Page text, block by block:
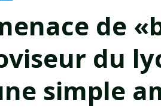
de
du
simple